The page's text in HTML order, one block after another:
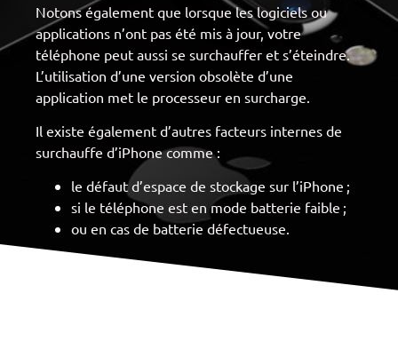
Notons également que lorsque les logiciels ou
applications n’ont pas été mis à jour, votre
téléphone peut aussi se surchauffer et s’éteindre.
L’utilisation d’une version obsolète d’une
application met le processeur en surcharge.
Il existe également d’autres facteurs internes de
surchauffe d’iPhone comme :
le défaut d’espace de stockage sur l’iPhone ;
si le téléphone est en mode batterie faible ;
ou en cas de batterie défectueuse.